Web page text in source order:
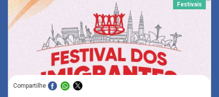
Festivais
Compartilhe